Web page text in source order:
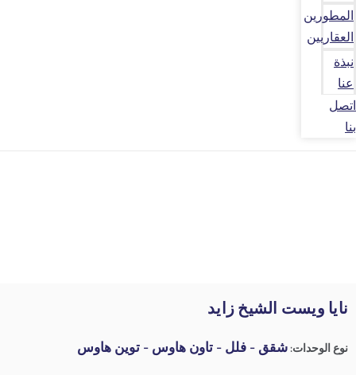
المطورين
العقاريين
نبذة
عنا
اتصل
بنا
نايا ويست الشيخ زايد
نوع الوحدات:شقق - فلل - تاون هاوس - توين هاوس